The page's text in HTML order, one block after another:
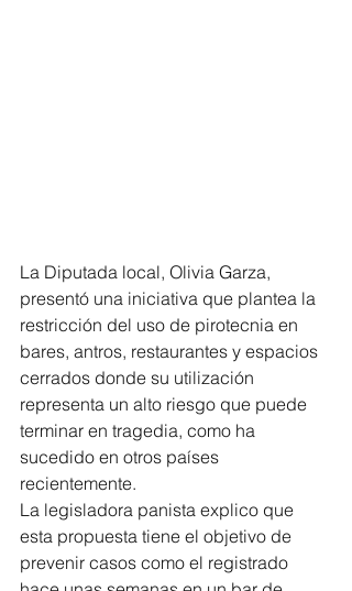
La Diputada local, Olivia Garza,
presentó una iniciativa que plantea la
restricción del uso de pirotecnia en
bares, antros, restaurantes y espacios
cerrados donde su utilización
representa un alto riesgo que puede
terminar en tragedia, como ha
sucedido en otros países
recientemente.
La legisladora panista explico que
esta propuesta tiene el objetivo de
prevenir casos como el registrado